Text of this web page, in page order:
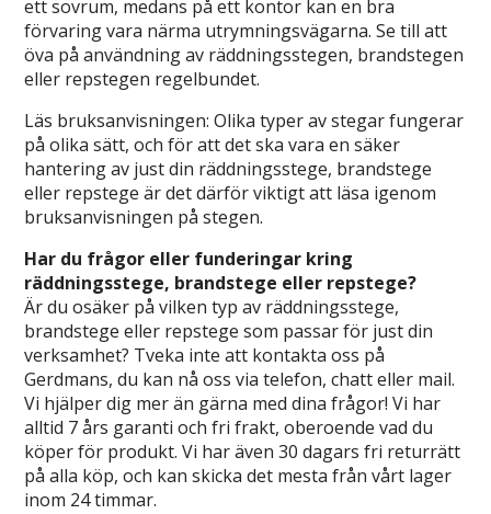
ett sovrum, medans på ett kontor kan en bra
förvaring vara närma utrymningsvägarna. Se till att
öva på användning av räddningsstegen, brandstegen
eller repstegen regelbundet.
Läs bruksanvisningen: Olika typer av stegar fungerar
på olika sätt, och för att det ska vara en säker
hantering av just din räddningsstege, brandstege
eller repstege är det därför viktigt att läsa igenom
bruksanvisningen på stegen.
Har du frågor eller funderingar kring
räddningsstege, brandstege eller repstege?
Är du osäker på vilken typ av räddningsstege,
brandstege eller repstege som passar för just din
verksamhet? Tveka inte att kontakta oss på
Gerdmans, du kan nå oss via telefon, chatt eller mail.
Vi hjälper dig mer än gärna med dina frågor! Vi har
alltid 7 års garanti och fri frakt, oberoende vad du
köper för produkt. Vi har även 30 dagars fri returrätt
på alla köp, och kan skicka det mesta från vårt lager
inom 24 timmar.